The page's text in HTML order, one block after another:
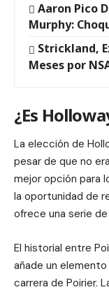
Aaron Pico
Murphy:
Strickland,
Meses por
¿Es
La elección de
pesar de que no
mejor opción para
la oportunidad de
ofrece una serie
El historial entre
añade un
carrera de Poirier.